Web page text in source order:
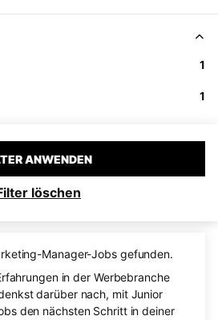
1
1
ANWENDEN
löschen
Manager-Jobs gefunden.
in der Werbebranche
darüber nach, mit Junior
den nächsten Schritt in deiner